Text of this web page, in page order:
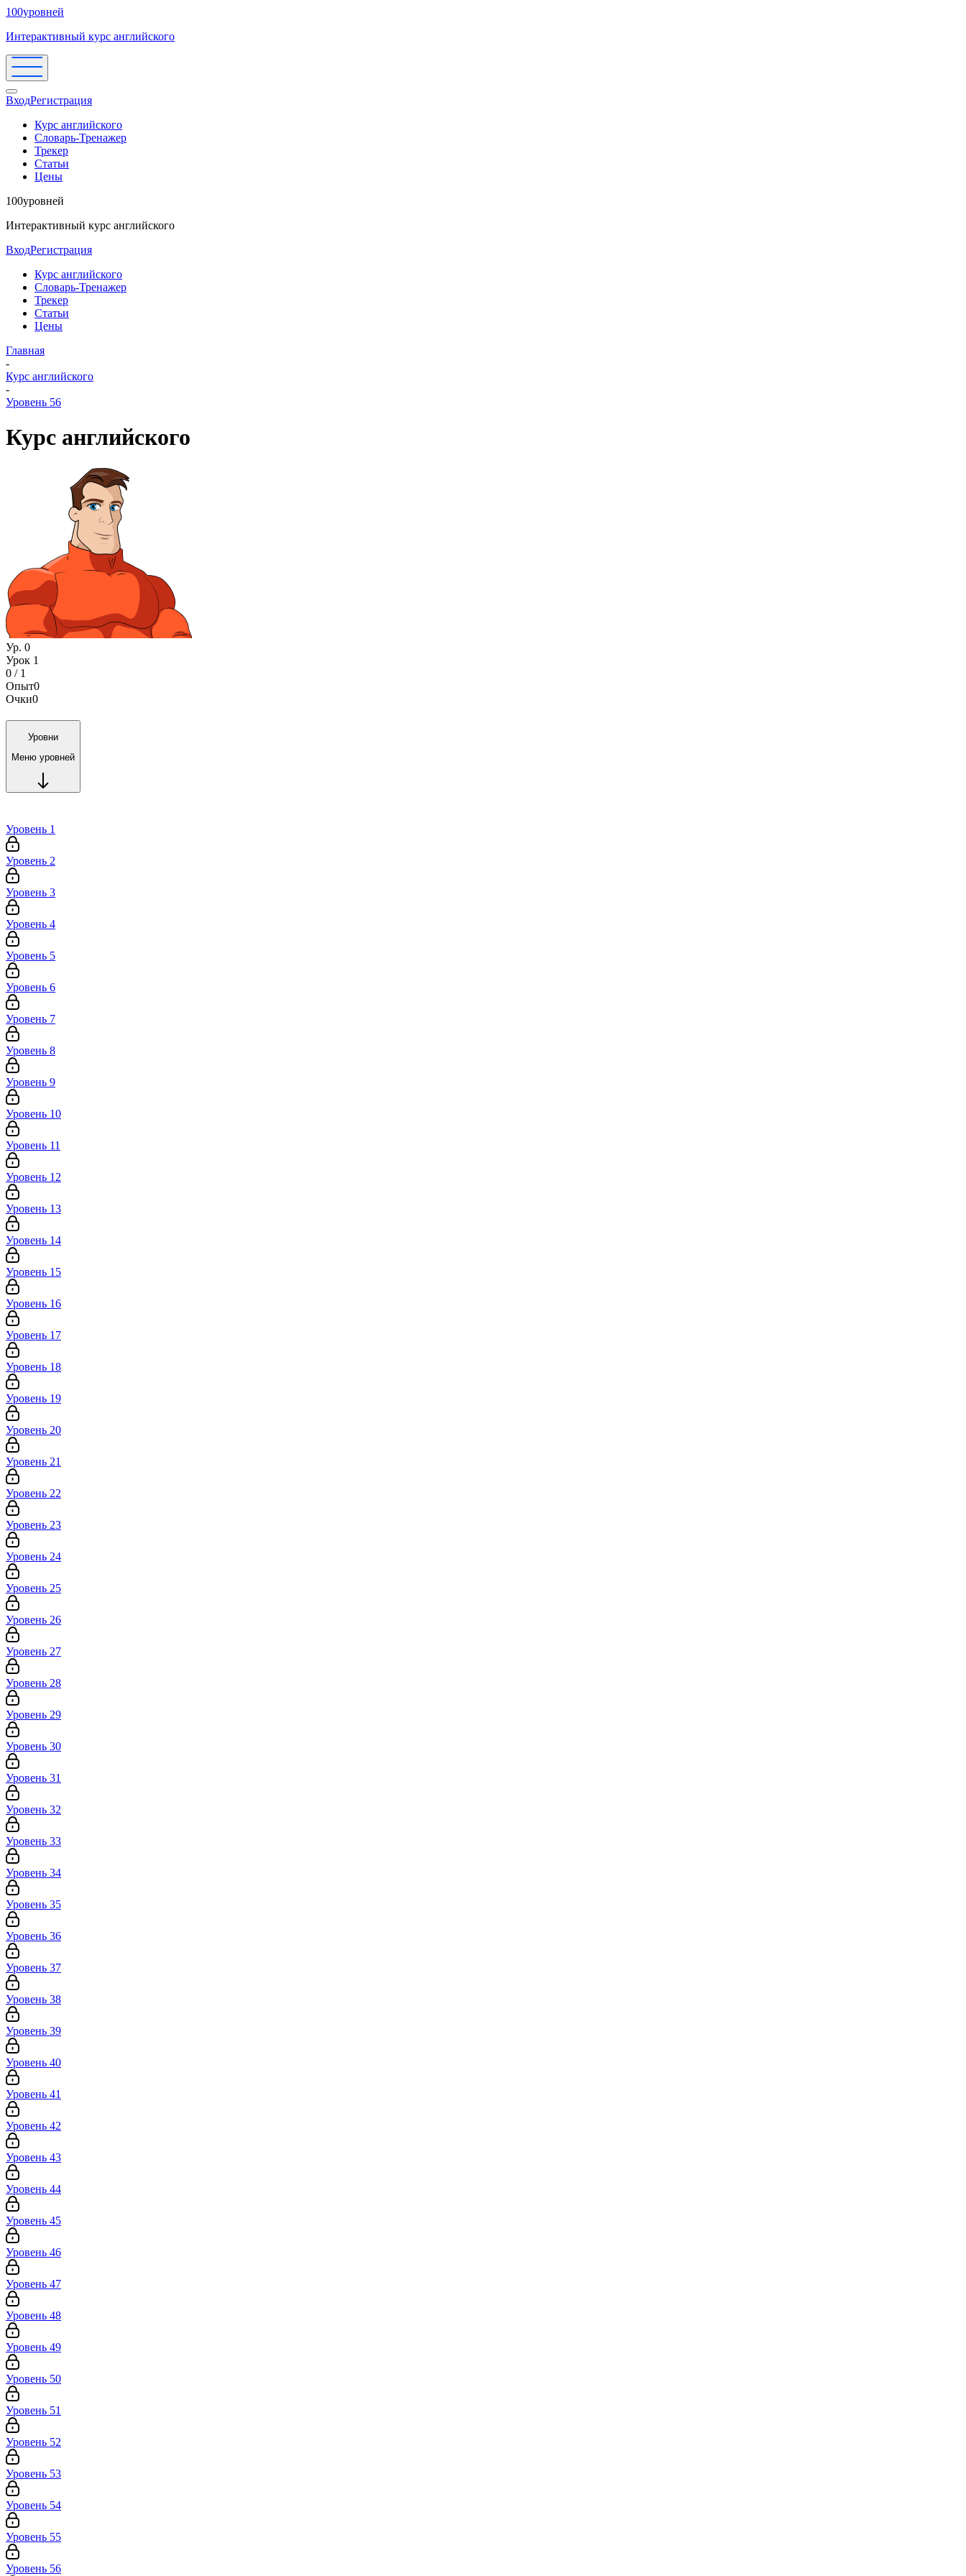
100уровней
Интерактивный курс английского
ВходРегистрация
Курс английского
Словарь-Тренажер
Трекер
Статьи
Цены
100уровней
Интерактивный курс английского
ВходРегистрация
Курс английского
Словарь-Тренажер
Трекер
Статьи
Цены
Главная
-
Курс английского
-
Уровень 56
Курс английского
Ур. 0
Урок 1
0 / 1
Опыт0
Очки0
Уровни
Меню уровней
Уровень 1
Уровень 2
Уровень 3
Уровень 4
Уровень 5
Уровень 6
Уровень 7
Уровень 8
Уровень 9
Уровень 10
Уровень 11
Уровень 12
Уровень 13
Уровень 14
Уровень 15
Уровень 16
Уровень 17
Уровень 18
Уровень 19
Уровень 20
Уровень 21
Уровень 22
Уровень 23
Уровень 24
Уровень 25
Уровень 26
Уровень 27
Уровень 28
Уровень 29
Уровень 30
Уровень 31
Уровень 32
Уровень 33
Уровень 34
Уровень 35
Уровень 36
Уровень 37
Уровень 38
Уровень 39
Уровень 40
Уровень 41
Уровень 42
Уровень 43
Уровень 44
Уровень 45
Уровень 46
Уровень 47
Уровень 48
Уровень 49
Уровень 50
Уровень 51
Уровень 52
Уровень 53
Уровень 54
Уровень 55
Уровень 56